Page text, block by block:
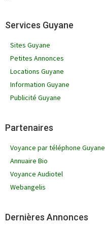
Services Guyane
Sites Guyane
Petites Annonces
Locations Guyane
Information Guyane
Publicité Guyane
Partenaires
Voyance par téléphone Guyane
Annuaire Bio
Voyance Audiotel
Webangelis
Dernières Annonces